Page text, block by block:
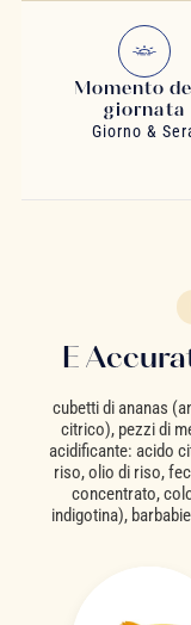
Momento
giornata
Giorno &
E
cubetti di ananas
citrico), pezzi di
acidificante: acido
riso, olio di riso,
concentrato,
indigotina),